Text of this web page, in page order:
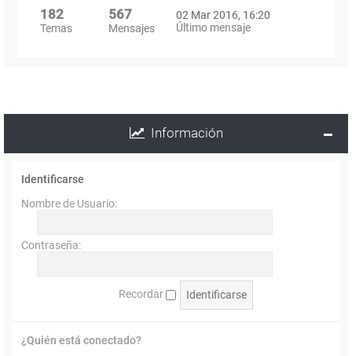
182
Temas
567
Mensajes
02 Mar 2016, 16:20
Último mensaje
Información
Identificarse
Nombre de Usuario:
Contraseña:
Recordar
¿Quién está conectado?